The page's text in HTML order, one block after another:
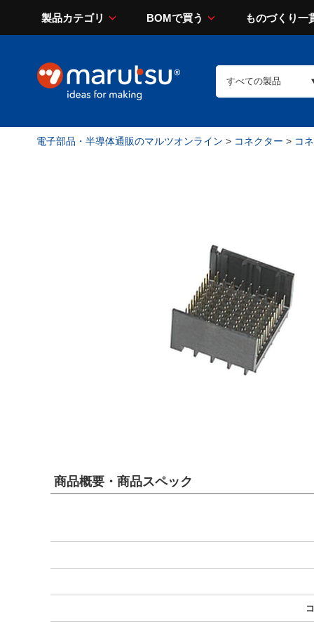
製品カテゴリ BOMで買う ものづくり一
電子部品・半導体通販のマルツオンライン > コネクター > コ
商品概要・商品スペック